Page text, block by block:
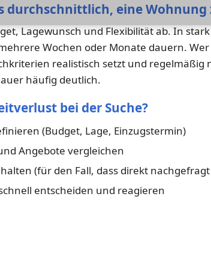
durchschnittlich, eine Wohnung
Lagewunsch und Flexibilität ab. In
Wochen oder Monate dauern.
realistisch setzt und regelmäßig
häufig deutlich.
bei der Suche?
(Budget, Lage, Einzugstermin)
Angebote vergleichen
(für den Fall, dass direkt
entscheiden und reagieren